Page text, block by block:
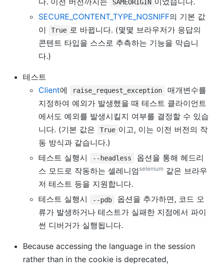
SAMEORIGIN
SECURE_CONTENT_TYPE_NOSNIFF의 기본 값
이
True 로 바뀝니다. (몇몇 브라우저가 응답의
콘텐트 타입을 스스로 추측하는 기능을 막습니
다.)
테스트
Client에 raise_request_exception
매개변수를
지정하여 예외가 발생했을 때 테스트 클라이언트
에서도 예외를 발생시킬지 여부를 결정할 수 있습
니다. (기본 값은
True 이고, 이는 이전 버전의 작
동 방식과 같습니다.)
테스트 실행시
--headless
옵션을 통해 헤드리
스 모드로 작동하는 셀레니엄 selenium 같은 브라우
저 테스트 등을 지원합니다.
테스트 실행시
--pdb
옵션을 추가하면, 코드 오
류가 발생하거나 테스트가 실패한 지점에서 파이
썬 디버거가 실행됩니다.
Because accessing the language in the session
rather than in the cookie is deprecated,